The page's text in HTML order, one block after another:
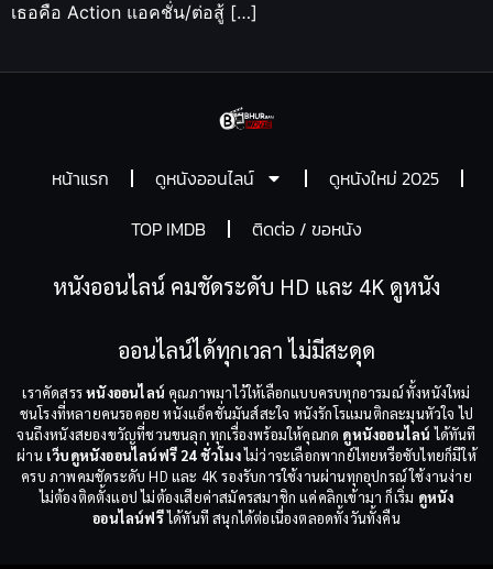
เธอคือ Action แอคชั่น/ต่อสู้ […]
หน้าแรก ดูหนังออนไลน์
ดูหนังใหม่ 2025
TOP IMDB
ติดต่อ / ขอหนัง
หนังออนไลน์ คมชัดระดับ HD และ 4K ดูหนัง
ออนไลน์ได้ทุกเวลา ไม่มีสะดุด
เราคัดสรรหนังออนไลน์ คุณภาพมาไว้ให้เลือกแบบครบทุกอารมณ์ ทั้งหนังใหม่
ชนโรงที่หลายคนรอคอย หนังแอ็คชั่นมันส์สะใจ หนังรักโรแมนติกละมุนหัวใจ ไป
จนถึงหนังสยองขวัญที่ชวนขนลุก ทุกเรื่องพร้อมให้คุณกด ดูหนังออนไลน์ ได้ทันที
ผ่าน เว็บดูหนังออนไลน์ฟรี 24 ชั่วโมงไม่ว่าจะเลือกพากย์ไทยหรือซับไทยก็มีให้
ครบ ภาพคมชัดระดับ HD และ 4K รองรับการใช้งานผ่านทุกอุปกรณ์ ใช้งานง่าย
ไม่ต้องติดตั้งแอป ไม่ต้องเสียค่าสมัครสมาชิก แค่คลิกเข้ามา ก็เริ่ม ดูหนัง
ออนไลน์ฟรีได้ทันที สนุกได้ต่อเนื่องตลอดทั้งวันทั้งคืน